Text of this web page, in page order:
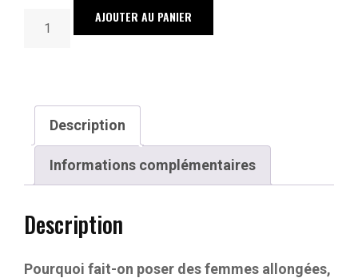
de
presse
au
dominations
AJOUTER AU PANIER
Description
Informations complémentaires
Description
Pourquoi fait-on poser des femmes allongées,